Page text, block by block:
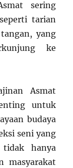
sering
tarian
yang
ke
Asmat
untuk
budaya
seni yang
hanya
masyarakat